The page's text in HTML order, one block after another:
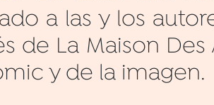
a las y los
de La Maison
y de la imagen.